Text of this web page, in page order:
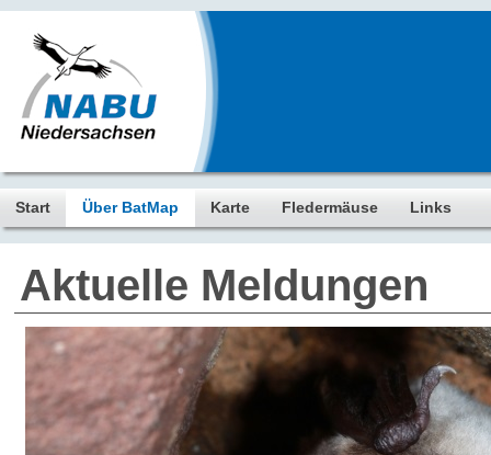
Start Über BatMap Karte Fledermäuse Links
Aktuelle Meldungen